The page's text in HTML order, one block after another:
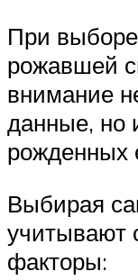
При
рожавшей
внимание
данные, но
рожденных
Выбирая
учитывают
факторы: